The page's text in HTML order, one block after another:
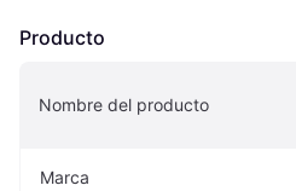
Producto
Nombre del producto
Marca